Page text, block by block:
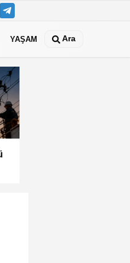
YAŞAM Ara